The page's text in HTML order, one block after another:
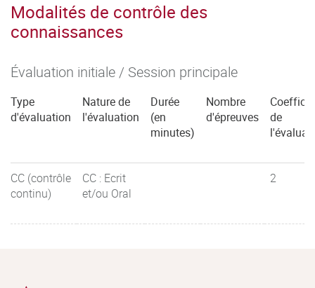
Modalités de contrôle des
connaissances
Évaluation initiale / Session principale
Type
d'évaluation
Nature de
l'évaluation
Durée
(en
minutes)
Nombre
d'épreuves
de
CC (contrôle
continu)
CC : Ecrit
et/ou Oral
2